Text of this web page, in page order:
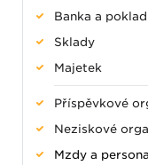
Banka a
Sklady
Majetek
Příspěvkové
Neziskové
Mzdy a